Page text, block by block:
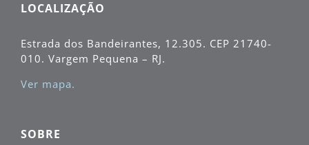
LOCALIZAÇÃO
Estrada dos Bandeirantes, 12.305. CEP 21740-
010. Vargem Pequena – RJ.
Ver mapa.
SOBRE